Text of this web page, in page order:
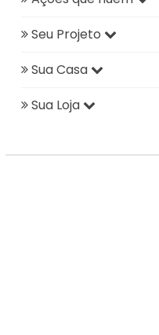
Seu Projeto
Sua Casa
Sua Loja